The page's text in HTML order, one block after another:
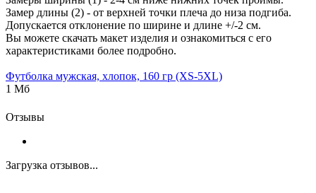
Замер длины (2) - от верхней точки плеча до низа подгиба.
Допускается отклонение по ширине и длине +/-2 см.
Вы можете скачать макет изделия и ознакомиться с его
характеристиками более подробно.
Футболка мужская, хлопок, 160 гр (XS-5XL)
1 Мб
Отзывы
Загрузка отзывов...